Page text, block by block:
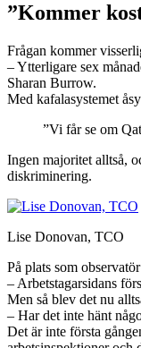
”Kommer
Frågan kommer
– Ytterligare sex
Sharan Burrow.
Med kafalasystemet
”Vi får se om
Ingen majoritet alltså,
diskriminering.
Lise Donovan, TCO
På plats som
– Arbetstagarsidans
Men så blev det nu
– Har det inte hänt
Det är inte första